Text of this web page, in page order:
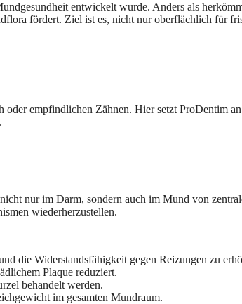
entwickelt wurde. Anders als
fördert. Ziel ist es, nicht nur oberflächlich für
empfindlichen Zähnen. Hier setzt ProDentim
nur im Darm, sondern auch im Mund von
wiederherzustellen.
die Widerstandsfähigkeit gegen Reizungen zu
Plaque reduziert.
behandelt werden.
im gesamten Mundraum.